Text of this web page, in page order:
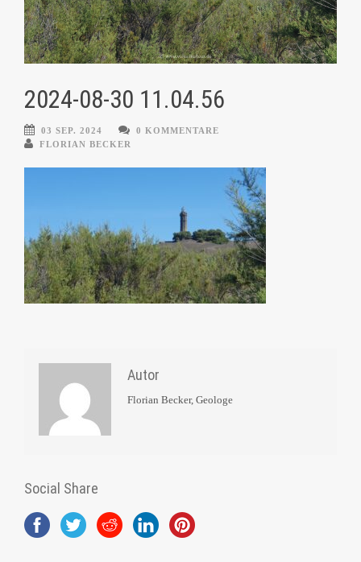
2024-08-30 11.04.56
03 SEP. 2024
0 KOMMENTARE
FLORIAN BECKER
Autor
Florian Becker, Geologe
Social Share